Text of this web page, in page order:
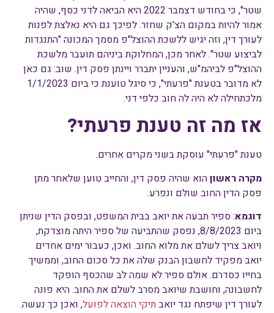
שטר", כי בחודש דצמבר 2022 היא הביאה לדני כסף, שהיה
אמור להיות במקום הצ'ק שחזר. לפיכך גם היא נאלצת לפנות
לעורך דין, וזה יגיש ללשכת ההוצל"פ מסמך המכונה "התנגדות
לביצוע שטר". לאחר מכן, המחלוקת ביניהם תועבר מלשכת
ההוצל"פ לביהמ"ש, והעניין יתברר ויינתן פסק דין. שוב: גם כאן
לא מדובר בטענת "פרעתי", כי סיגל טוענת כי ביום 1/1/2023
מלכתחילה לא היה לה חוב כלפי דני.
אז מה זה טענת פרעתי?
טענת "פרעתי" עוסקת בשני מקרים אחרים.
מקרה ראשוןהוא שהיה פסק דין, והחייב טוען שלאחר מתן
פסק הדין החוב שולם ונפרע.
דוגמא: ספיר תבעה את יואב בבית המשפט, ובפסק הדין שניתן
ביום 8/8/2023, נפסק שהתביעה של ספיר היתה מוצדקת,
ויואב צריך לשלם את מלוא החוב. ואכן, כעבור ימים אחדים
יואב מפקיד לחשבון הבנק שלה את כל סכום החוב, וממשיך
בחייו כסדרם. אולם ספיר לא שמה לב שהכסף הופקד
לחשבונה, וחושבת שיואב מסרב לשלם את החוב. היא פונה
לעורך דין שיפתח נגד יואבתיקי הוצאה לפועל, ואכן כך נעשה.